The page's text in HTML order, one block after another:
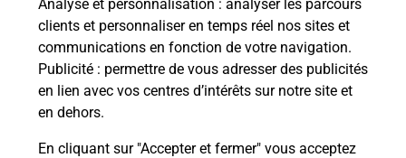
Analyse et personnalisation : analyser les parcours
clients et personnaliser en temps réel nos sites et
communications en fonction de votre navigation.
Publicité : permettre de vous adresser des publicités
en lien avec vos centres d’intérêts sur notre site et
en dehors.
En cliquant sur "Accepter et fermer" vous acceptez
Puis-je passer mon code de la route
avec La Poste et sous quelles
conditions ?